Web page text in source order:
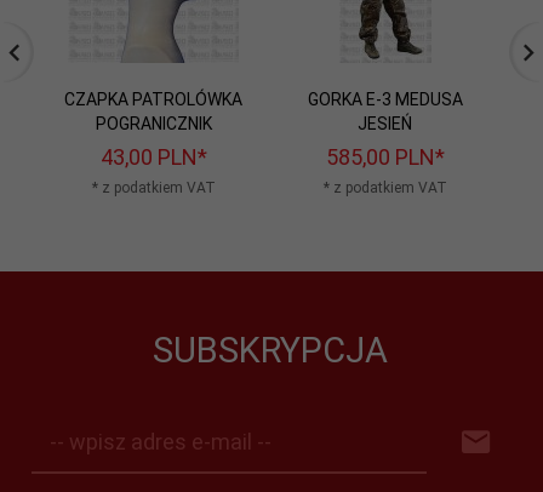
CZAPKA PATROLÓWKA
POGRANICZNIK
43,00 PLN*
* z podatkiem VAT
GORKA E-3 MEDUSA
JESIEŃ
585,00 PLN*
* z podatkiem VAT
SUBSKRYPCJA
-- wpisz adres e-mail --